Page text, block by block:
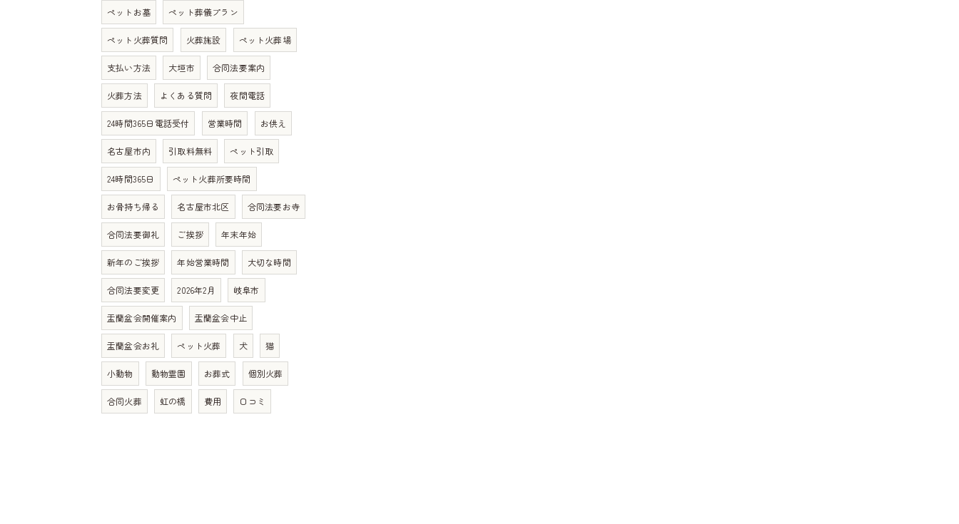
ペットお墓 ペット葬儀プラン
ペット火葬質問 火葬施設 ペット火葬場
支払い方法 大垣市 合同法要案内
火葬方法 よくある質問 夜間電話
24時間365日電話受付 営業時間 お供え
名古屋市内 引取料無料 ペット引取
24時間365日 ペット火葬所要時間
お骨持ち帰る 名古屋市北区 合同法要お寺
合同法要御礼 ご挨拶 年末年始
新年のご挨拶 年始営業時間 大切な時間
合同法要変更 2026年2月 岐阜市
盂蘭盆会開催案内 盂蘭盆会中止
盂蘭盆会お礼 ペット火葬 犬 猫
小動物 動物霊園 お葬式 個別火葬
合同火葬 虹の橋 費用 口コミ